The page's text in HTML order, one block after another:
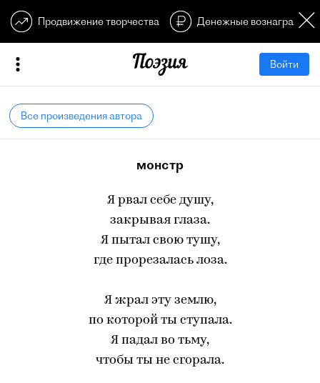
Продвижение творчества Денежные
Войти
Все произведения автора
монстр
Я рвал себе душу,
закрывая глаза.
Я пытал свою тушу,
где прорезалась лоза.
Я жрал эту землю,
по которой ты ступала.
Я падал во тьму,
чтобы ты не сгорала.